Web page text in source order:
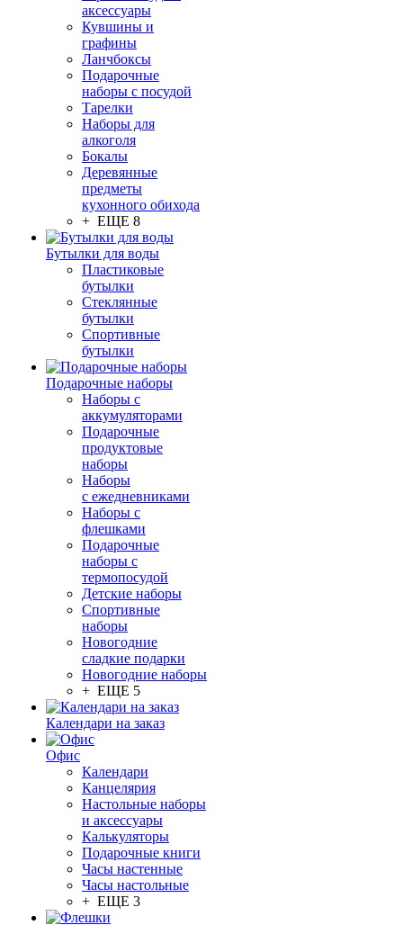
аксессуары
Кувшины и
графины
Ланчбоксы
Подарочные
наборы с посудой
Тарелки
Наборы для
алкоголя
Бокалы
Деревянные
предметы
кухонного обихода
+ ЕЩЕ 8
Бутылки для воды
Пластиковые
бутылки
Стеклянные
бутылки
Спортивные
бутылки
Подарочные наборы
Наборы с
аккумуляторами
Подарочные
продуктовые
наборы
Наборы
с ежедневниками
Наборы с
флешками
Подарочные
наборы с
термопосудой
Детские наборы
Спортивные
наборы
Новогодние
сладкие подарки
Новогодние наборы
+ ЕЩЕ 5
Календари на заказ
Офис
Календари
Канцелярия
Настольные наборы
и аксессуары
Калькуляторы
Подарочные книги
Часы настенные
Часы настольные
+ ЕЩЕ 3